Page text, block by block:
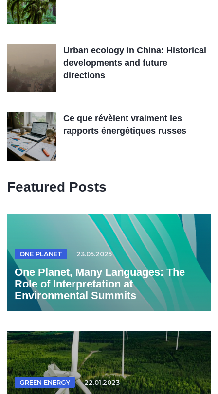
Urban ecology in China: Historical
developments and future
directions
Ce que révèlent vraiment les
rapports énergétiques russes
Featured Posts
ONE PLANET 23.05.2025
One Planet, Many Languages: The
Role of Interpretation at
Environmental Summits
GREEN ENERGY 22.01.2023